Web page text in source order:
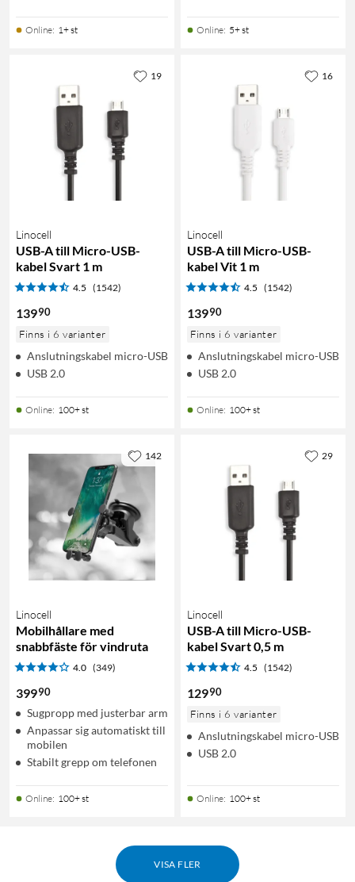
Online: 1+ st Online: 5+ st
Linocell
USB-A till Micro-USB-
kabel Svart 1 m
4.5 (1542)
13990
Finns i 6 varianter
Anslutningskabel micro-USB
USB 2.0
Online: 100+ st
19
Linocell
USB-A till Micro-USB-
kabel Vit 1 m
4.5 (1542)
13990
Finns i 6 varianter
Anslutningskabel micro-USB
USB 2.0
Online: 100+ st
16
Linocell
Mobilhållare med
snabbfäste för vindruta
4.0 (349)
39990
Sugpropp med justerbar arm
Anpassar sig automatiskt till
mobilen
Stabilt grepp om telefonen
Online: 100+ st
142
Linocell
USB-A till Micro-USB-
kabel Svart 0,5 m
4.5 (1542)
12990
Finns i 6 varianter
Anslutningskabel micro-USB
USB 2.0
Online: 100+ st
29
VISA FLER